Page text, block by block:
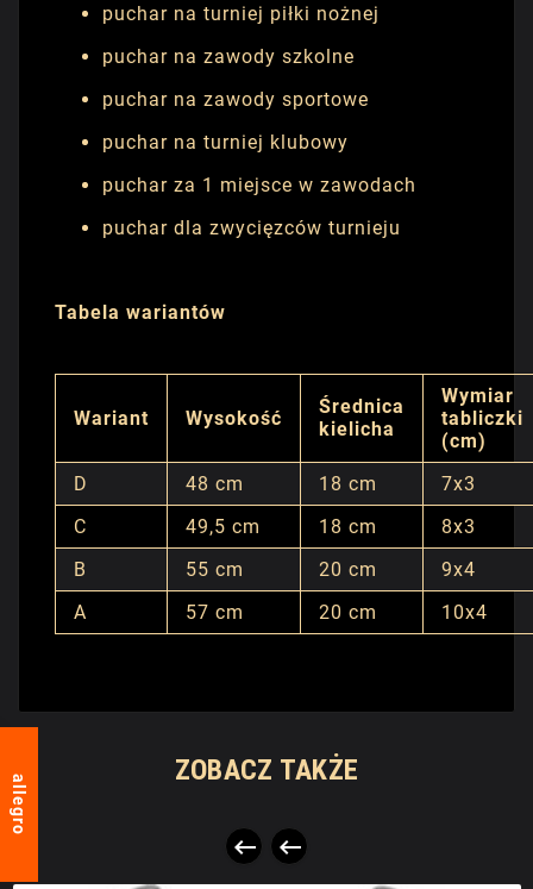
puchar na turniej piłki nożnej
puchar na zawody szkolne
puchar na zawody sportowe
puchar na turniej klubowy
puchar za 1 miejsce w zawodach
puchar dla zwycięzców turnieju
Tabela wariantów
Wariant Wysokość
Średnica
kielicha
Wymiar
tabliczki
(cm)
D
48 cm 18 cm
7x3
C
49,5 cm 18 cm
8x3
B
55 cm 20 cm
9x4
A
57 cm 20 cm 10x4
ZOBACZ TAKŻE
 
allegro